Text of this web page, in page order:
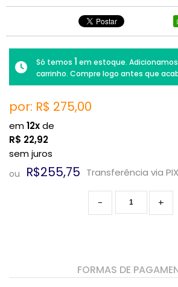
Só temos 1 em estoque.
carrinho. Compre logo antes que
por: R$ 275,00
em12xde
R$ 22,92
sem juros
ou R$255,75 Transferência via PIX
+
-
FORMAS DE